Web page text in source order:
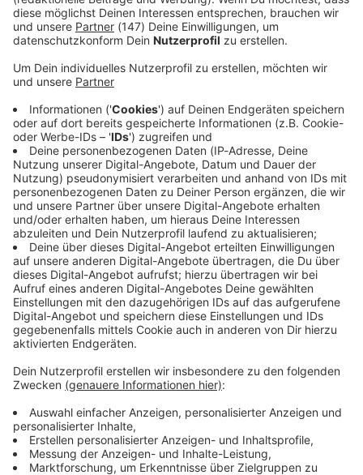
Immer auf dem Laufenden
bleiben!
Verpass' nichts mehr - mit unserem kostenlosen
ANTENNE BAYERN Newsletter. Ob Nachrichten,
Lifestyle oder unsere neuesten Aktionen - wir
informieren dich.
Zum Newsletter anmelden